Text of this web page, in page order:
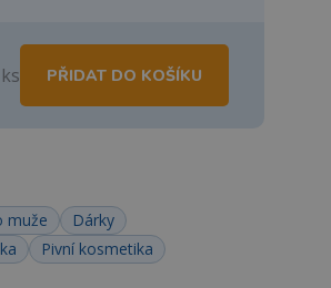
ks PŘIDAT DO KOŠÍKU
muže
Dárky
Pivní kosmetika